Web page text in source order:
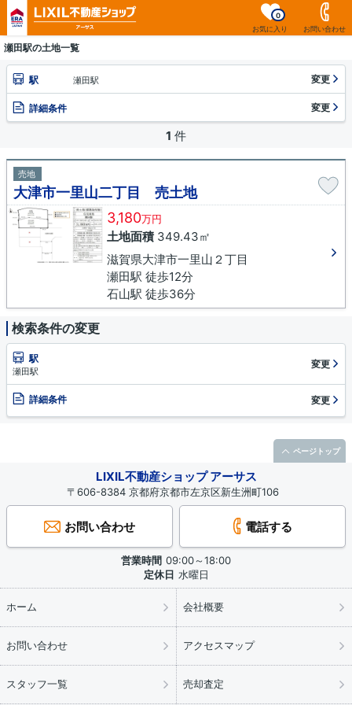
お気に入り
0
お問い合わせ
瀬田駅の土地一覧
駅 瀬田駅 変更
詳細条件 変更
1 件
売地
大津市一里山二丁目 売土地
3,180万円
土地面積349.43㎡
滋賀県大津市一里山２丁目
瀬田駅 徒歩12分
石山駅 徒歩36分
検索条件の変更
駅
瀬田駅
変更
詳細条件 変更
LIXIL不動産ショップ アーサス
〒606-8384 京都府京都市左京区新生洲町106
お問い合わせ 電話する
営業時間 09:00～18:00
定休日 水曜日
ホーム 会社概要
お問い合わせ アクセスマップ
スタッフ一覧 売却査定
ページトップ